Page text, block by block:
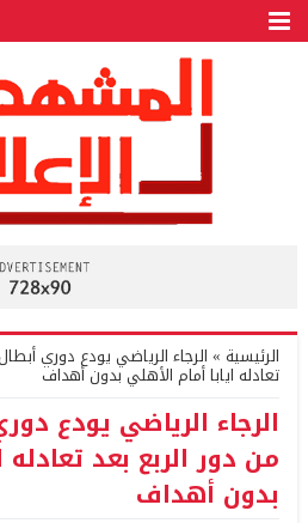
الرئيسية » الرجاء الرياضي يودع دوري
تعادله ايابا أمام الأهلي بدون أهداف
الرجاء الرياضي يودع
من دور الربع بعد تعادله
بدون أهداف